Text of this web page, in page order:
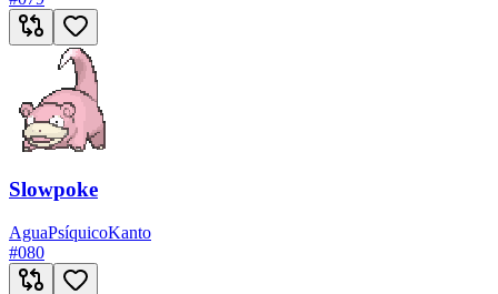
Slowpoke
AguaPsíquicoKanto
#080